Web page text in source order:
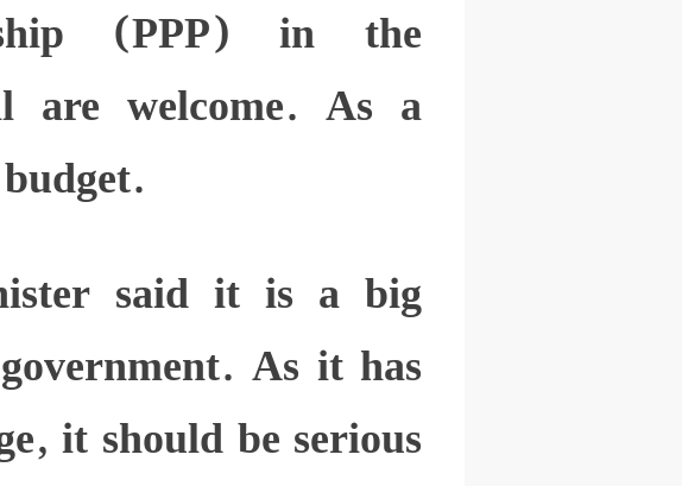
(PPP) in the
are welcome. As a
said it is a big
As it has
it should be serious